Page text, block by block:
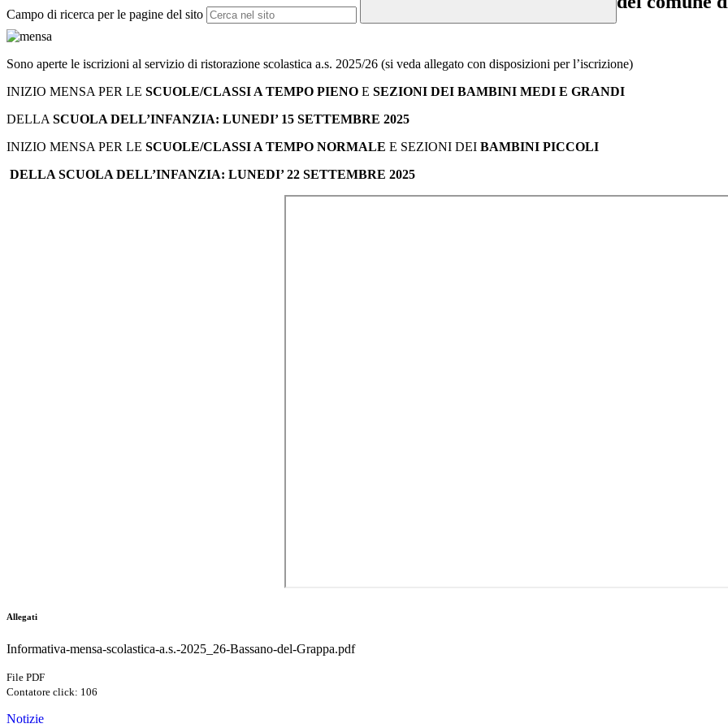
Campo di ricerca per le pagine del sito
Sono aperte le iscrizioni al servizio di ristorazione scolastica a.s. 2025/26 (si veda allegato con disposizioni per l’iscrizione)
INIZIO MENSA PER LE SCUOLE/CLASSI A TEMPO PIENO E SEZIONI DEI BAMBINI MEDI E GRANDI
DELLA SCUOLA DELL’INFANZIA: LUNEDI’ 15 SETTEMBRE 2025
INIZIO MENSA PER LE SCUOLE/CLASSI A TEMPO NORMALE E SEZIONI DEI BAMBINI PICCOLI
DELLA SCUOLA DELL’INFANZIA: LUNEDI’ 22 SETTEMBRE 2025
Allegati
Informativa-mensa-scolastica-a.s.-2025_26-Bassano-del-Grappa.pdf
File PDF
Contatore click: 106
Notizie